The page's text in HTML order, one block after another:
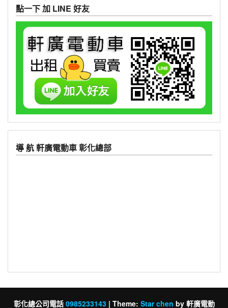
點一下 加 LINE 好友
導 航 軒廣電動車 彰化總部
彰化總公司電話 0985233143 | Theme: Star chen by 軒廣電動